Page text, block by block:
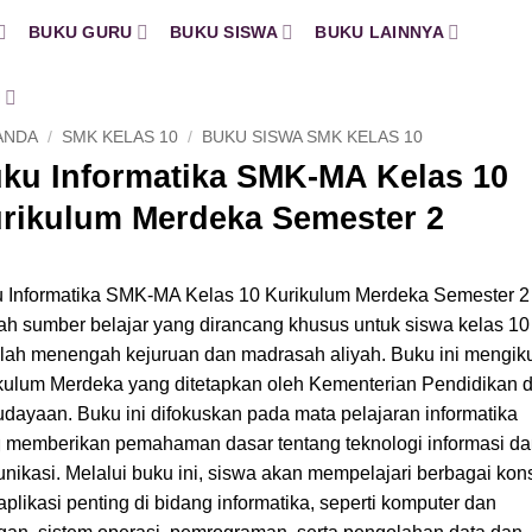
BUKU GURU BUKU SISWA BUKU LAINNYA
/ SMK KELAS 10 / BUKU SISWA SMK KELAS 10
Informatika SMK-MA Kelas 10
Merdeka Semester 2
Informatika SMK-MA Kelas 10 Kurikulum Merdeka Semester 2
sumber belajar yang dirancang khusus untuk siswa kelas 10
menengah kejuruan dan madrasah aliyah. Buku ini
Merdeka yang ditetapkan oleh Kementerian Pendidikan
Buku ini difokuskan pada mata pelajaran informatika
memberikan pemahaman dasar tentang teknologi informasi
Melalui buku ini, siswa akan mempelajari berbagai
penting di bidang informatika, seperti komputer dan